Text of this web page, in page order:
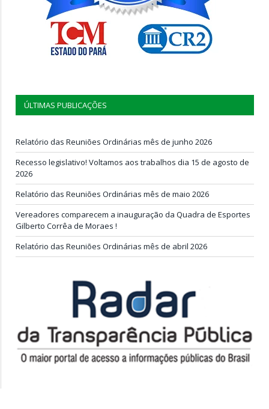
ÚLTIMAS PUBLICAÇÕES
Relatório das Reuniões Ordinárias mês de junho 2026
Recesso legislativo! Voltamos aos trabalhos dia 15 de agosto de
2026
Relatório das Reuniões Ordinárias mês de maio 2026
Vereadores comparecem a inauguração da Quadra de Esportes
Gilberto Corrêa de Moraes !
Relatório das Reuniões Ordinárias mês de abril 2026